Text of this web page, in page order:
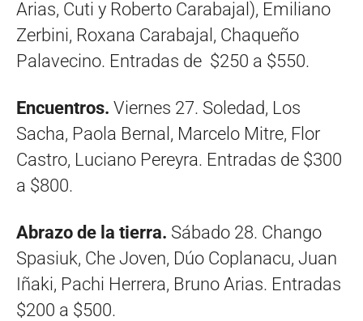
Arias, Cuti y Roberto Carabajal), Emiliano
Zerbini, Roxana Carabajal, Chaqueño
Palavecino. Entradas de $250 a $550.
Encuentros. Viernes 27. Soledad, Los
Sacha, Paola Bernal, Marcelo Mitre, Flor
Castro, Luciano Pereyra. Entradas de $300
a $800.
Abrazo de la tierra. Sábado 28. Chango
Spasiuk, Che Joven, Dúo Coplanacu, Juan
Iñaki, Pachi Herrera, Bruno Arias. Entradas
$200 a $500.